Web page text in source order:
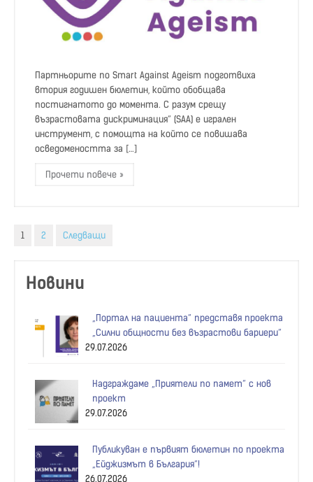
Партньорите по Smart Against Ageism подготвиха
втория годишен бюлетин, който обобщава
постигнатото до момента. С разум срещу
възрастовата дискриминация“ (SAA) e игрален
инструмент, с помощта на който се повишава
осведомеността за […]
Прочети повече »
Разделяне
на
публикациите
страници
1 2 Следващи
Новини
„Портал на пациента“ представя проекта
„Силни общности без възрастови бариери“
29.07.2026
Надграждаме „Приятели по памет“ с нов
проект
29.07.2026
Публикуван е първият бюлетин по проекта
„Ейджизмът в България“!
26.07.2026